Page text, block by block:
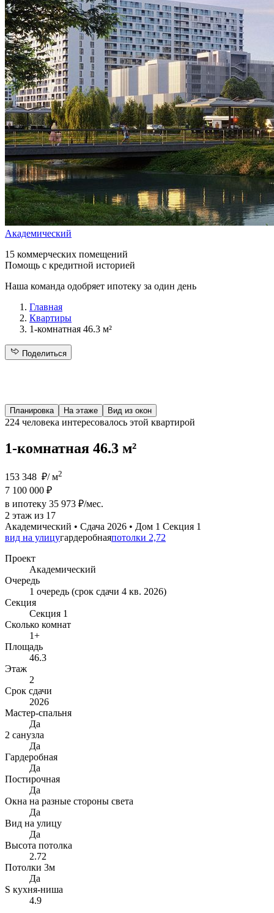
Академический
15 коммерческих помещений
Помощь с кредитной историей
Наша команда одобряет ипотеку за один день
Главная
Квартиры
1-комнатная 46.3 м²
Поделиться
Планировка На этаже Вид из окон
224 человека интересовалось этой квартирой
1-комнатная 46.3 м²
153 348 ₽/ м2
7 100 000 ₽
в ипотеку 35 973 ₽/мес.
2 этаж из 17
Академический • Сдача 2026 • Дом 1 Секция 1
вид на улицугардеробнаяпотолки 2,72
Проект
Академический
Очередь
1 очередь (срок сдачи 4 кв. 2026)
Секция
Секция 1
Сколько комнат
1+
Площадь
46.3
Этаж
2
Срок сдачи
2026
Мастер-спальня
Да
2 санузла
Да
Гардеробная
Да
Постирочная
Да
Окна на разные стороны света
Да
Вид на улицу
Да
Высота потолка
2.72
Потолки 3м
Да
S кухня-ниша
4.9